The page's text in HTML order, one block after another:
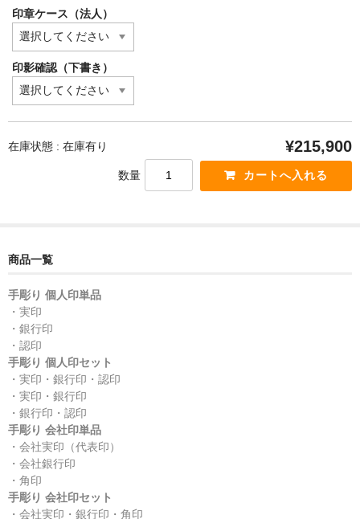
印章ケース（法人）
印影確認（下書き）
在庫状態 : 在庫有り ¥215,900
数量
商品一覧
手彫り 個人印単品
・実印
・銀行印
・認印
手彫り 個人印セット
・実印・銀行印・認印
・実印・銀行印
・銀行印・認印
手彫り 会社印単品
・会社実印（代表印）
・会社銀行印
・角印
手彫り 会社印セット
・会社実印・銀行印・角印